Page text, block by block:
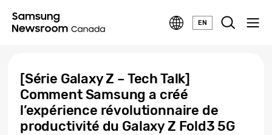
EN
[Série Galaxy Z – Tech Talk]
Comment Samsung a créé
l’expérience révolutionnaire de
productivité du Galaxy Z Fold3 5G